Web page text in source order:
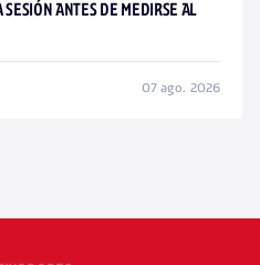
ANTES DE MEDIRSE AL
07 ago. 2026